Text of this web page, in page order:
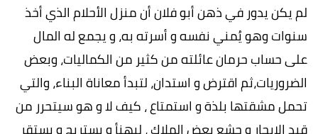
لم يكن يدور في ذهن أبو فلان أن منزل الأحلام الذي أخذ
سنوات وهو يُمني نفسه و أسرته به، و يجمع له المال
على حساب حرمان عائلته من كثير من الكماليات، وبعض
الضروريات،ثم اقترض و استدان، لتبدأ معاناة البناء، والتي
تحمل مشقتها بلذة و استمتاع ، كيف لا و هو سيتحرر من